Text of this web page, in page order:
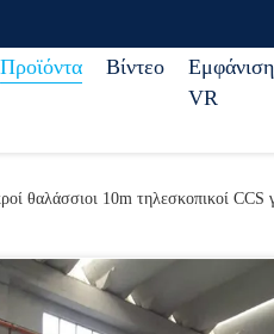
Προϊόντα Βίντεο
Εμφάνιση
VR
θαλάσσιοι 10m τηλεσκοπικοί